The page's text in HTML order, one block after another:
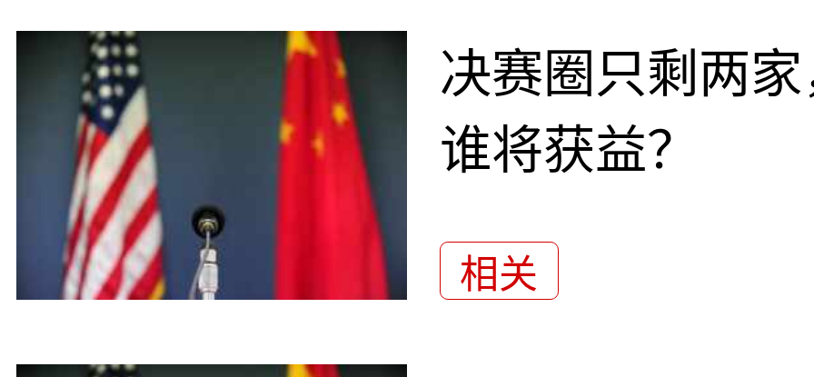
决赛圈只剩两
谁将获益？
相关